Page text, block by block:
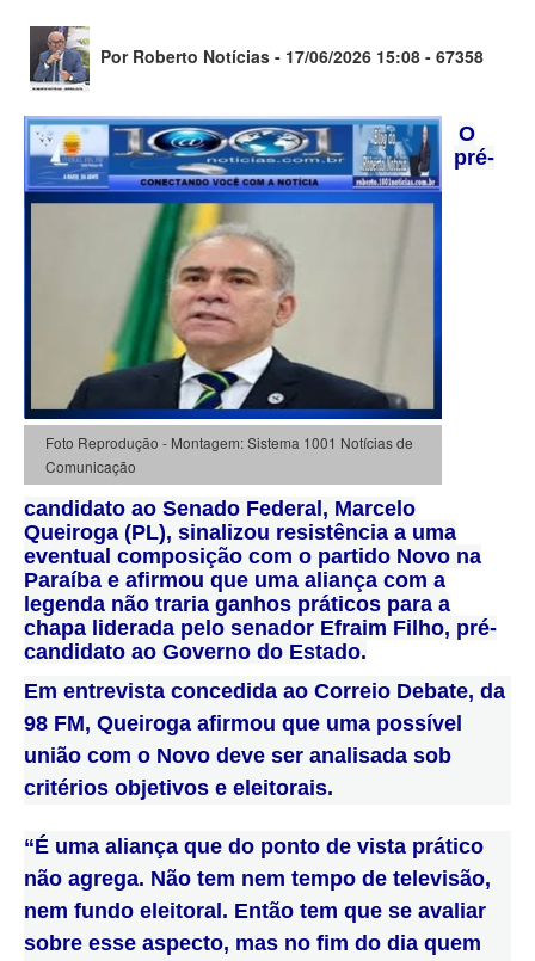
Por Roberto Notícias - 17/06/2026 15:08 - 67358
Foto Reprodução - Montagem: Sistema 1001 Notícias de
Comunicação
O
pré-
candidato ao Senado Federal, Marcelo
Queiroga (PL), sinalizou resistência a uma
eventual composição com o partido Novo na
Paraíba e afirmou que uma aliança com a
legenda não traria ganhos práticos para a
chapa liderada pelo senador Efraim Filho, pré-
candidato ao Governo do Estado.
Em entrevista concedida ao Correio Debate, da
98 FM, Queiroga afirmou que uma possível
união com o Novo deve ser analisada sob
critérios objetivos e eleitorais.
“É uma aliança que do ponto de vista prático
não agrega. Não tem nem tempo de televisão,
nem fundo eleitoral. Então tem que se avaliar
sobre esse aspecto, mas no fim do dia quem